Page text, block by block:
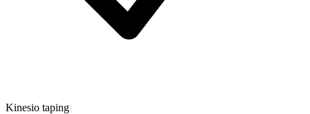
Kinesio taping